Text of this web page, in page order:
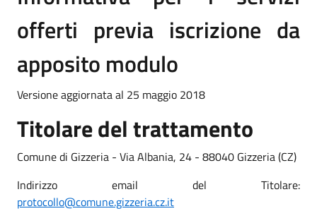
offerti previa iscrizione da
apposito modulo
Versione aggiornata al 25 maggio 2018
Titolare del trattamento
Comune di Gizzeria - Via Albania, 24 - 88040 Gizzeria (CZ)
Indirizzo email del Titolare:
protocollo@comune.gizzeria.cz.it